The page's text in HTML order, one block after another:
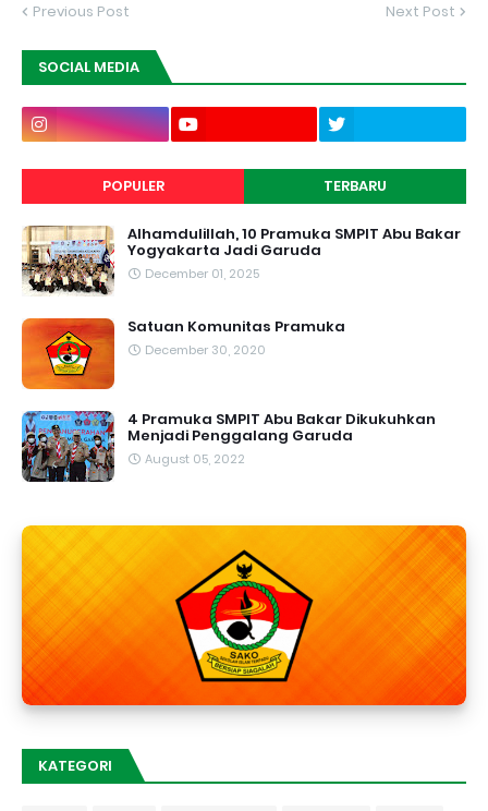
Previous Post Next Post
SOCIAL MEDIA
POPULER TERBARU
Alhamdulillah, 10 Pramuka SMPIT Abu Bakar
Yogyakarta Jadi Garuda
December 01, 2025
Satuan Komunitas Pramuka
December 30, 2020
4 Pramuka SMPIT Abu Bakar Dikukuhkan
Menjadi Penggalang Garuda
August 05, 2022
KATEGORI